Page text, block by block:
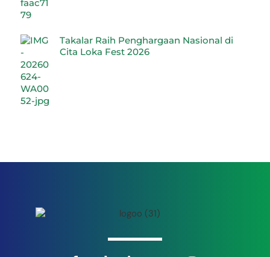
Takalar Raih Penghargaan Nasional di
Cita Loka Fest 2026